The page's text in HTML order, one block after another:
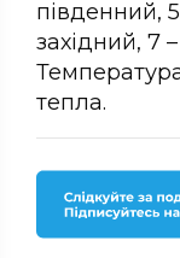
південний,
західний, 7
Температура
тепла.